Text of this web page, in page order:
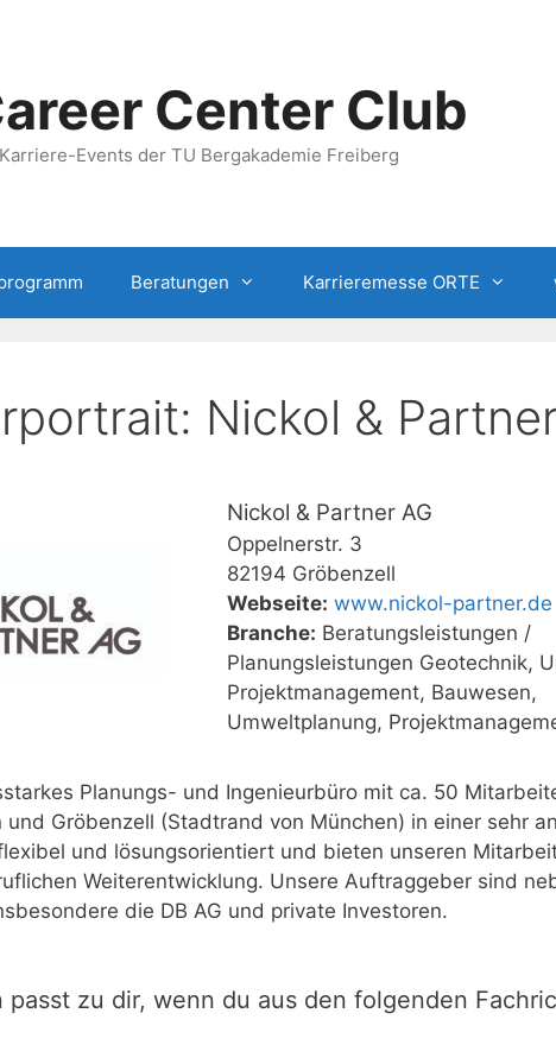
Center Club
Events der TU Bergakademie Freiberg
Beratungen Karrieremesse ORTE
Nickol &
Nickol & Partner AG
Oppelnerstr. 3
82194 Gröbenzell
Webseite: www.nickol-partner.de
Branche: Beratungsleistungen /
Planungsleistungen Geotechnik,
Projektmanagement, Bauwesen,
Umweltplanung,
Planungs- und Ingenieurbüro mit ca. 50
Gröbenzell (Stadtrand von München) in einer sehr
und lösungsorientiert und bieten unseren
Weiterentwicklung. Unsere Auftraggeber sind
die DB AG und private Investoren.
passt zu dir, wenn du aus den folgenden